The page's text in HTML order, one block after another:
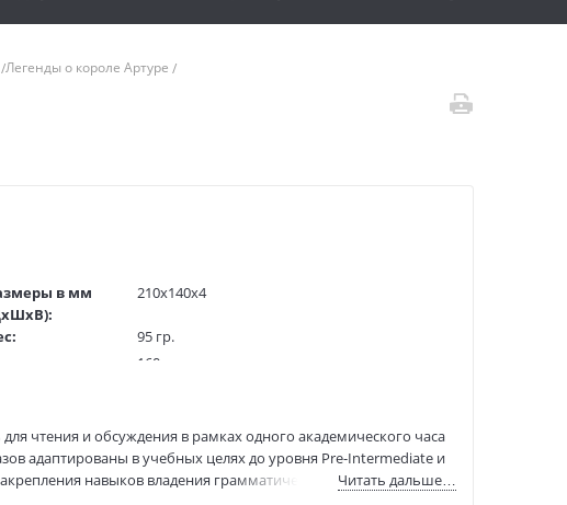
Легенды о короле Артуре
в мм
210x140x4
95 гр.
160
21154
978-5-8112-5706-5
продаже с:
30.08.2024
чтения и обсуждения в рамках одного академического часа
адаптированы в учебных целях до уровня Pre-Intermediate и
навыков владения грамматическим и лексическим
Читать дальше…